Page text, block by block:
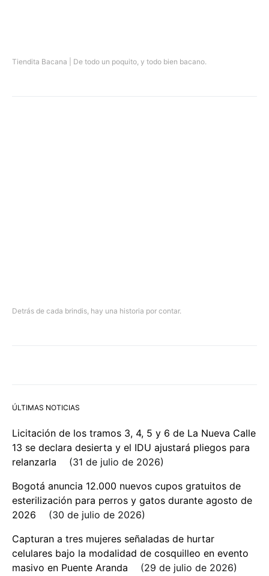
Tiendita Bacana | De todo un poquito, y todo bien bacano.
Detrás de cada brindis, hay una historia por contar.
ÚLTIMAS NOTICIAS
Licitación de los tramos 3, 4, 5 y 6 de La Nueva Calle
13 se declara desierta y el IDU ajustará pliegos para
relanzarla
31 de julio de 2026
Bogotá anuncia 12.000 nuevos cupos gratuitos de
esterilización para perros y gatos durante agosto de
2026
30 de julio de 2026
Capturan a tres mujeres señaladas de hurtar
celulares bajo la modalidad de cosquilleo en evento
masivo en Puente Aranda
29 de julio de 2026